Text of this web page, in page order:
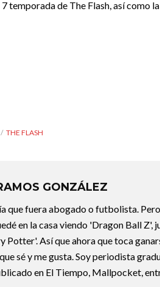
temporada de The Flash, así como la
THE FLASH
GONZÁLEZ
que fuera abogado o futbolista.
en la casa viendo 'Dragon Ball
Potter'. Así que ahora que toca
sé y me gusta. Soy periodista
en El Tiempo, Mallpocket,